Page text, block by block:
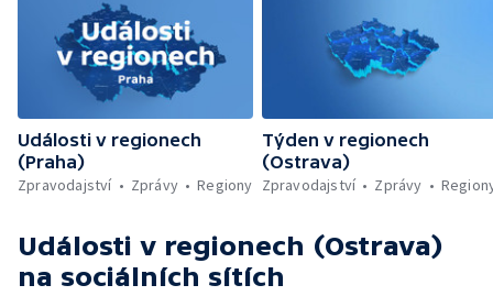
Události v regionech
(Praha)
Zpravodajství
Zprávy Regiony
Týden v regionech
(Ostrava)
Zpravodajství
Zprávy
Události v regionech (Ostrava)
na sociálních sítích